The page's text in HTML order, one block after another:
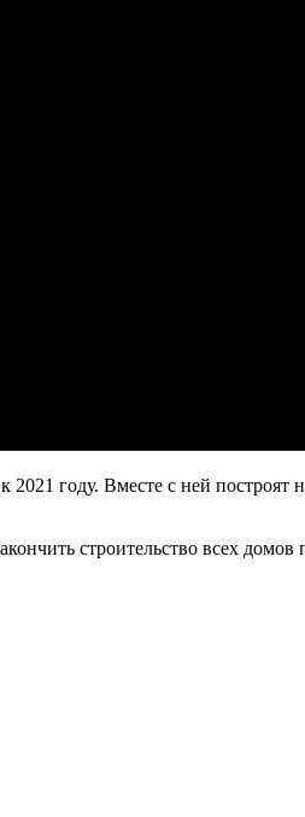
году. Вместе с ней построят
строительство всех домов